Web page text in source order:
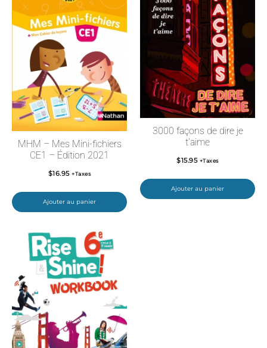
MHM – Mes Mini-fichiers
CE1 – Édition 2021
$16.95 +Taxes
Ajouter au panier
3000 façons de dire je
t’aime
$15.95 +Taxes
Ajouter au panier